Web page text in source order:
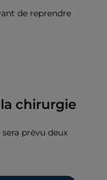
de reprendre
chirurgie
prévu deux